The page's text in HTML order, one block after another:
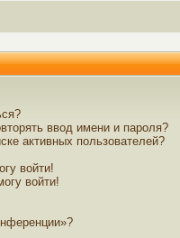
ввод имени и пароля?
активных пользователей?
войти!
войти!